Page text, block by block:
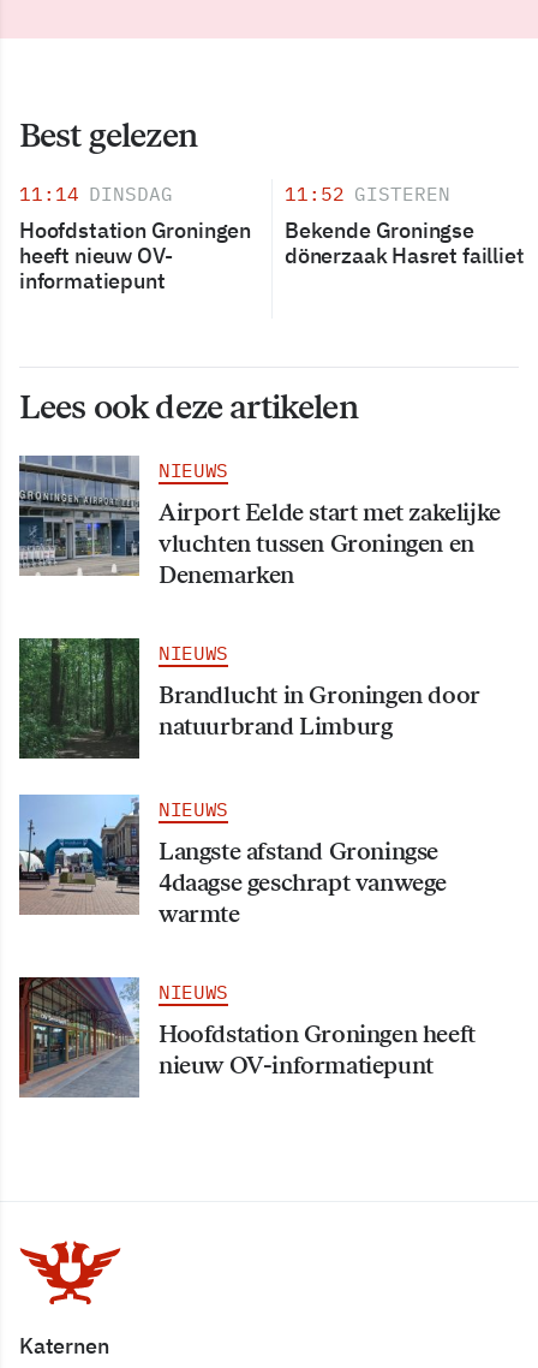
Best gelezen
11:14 DINSDAG
Hoofdstation Groningen
heeft nieuw OV-
informatiepunt
11:52 GISTEREN
Bekende Groningse
dönerzaak Hasret failliet
Lees ook deze artikelen
NIEUWS
Airport Eelde start met zakelijke
vluchten tussen Groningen en
Denemarken
NIEUWS
Brandlucht in Groningen door
natuurbrand Limburg
NIEUWS
Langste afstand Groningse
4daagse geschrapt vanwege
warmte
NIEUWS
Hoofdstation Groningen heeft
nieuw OV-informatiepunt
Katernen